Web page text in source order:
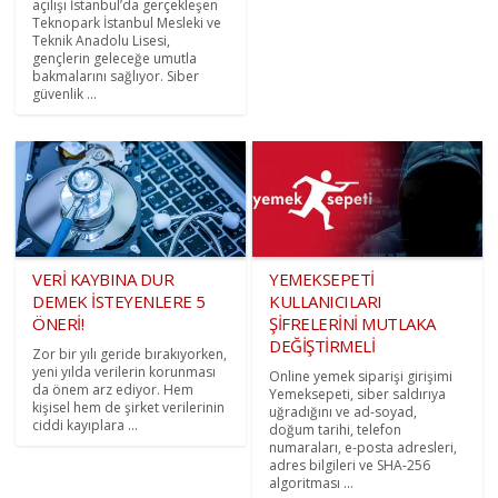
açılışı İstanbul’da gerçekleşen
Teknopark İstanbul Mesleki ve
Teknik Anadolu Lisesi,
gençlerin geleceğe umutla
bakmalarını sağlıyor. Siber
güvenlik ...
VERİ KAYBINA DUR
DEMEK İSTEYENLERE 5
ÖNERİ!
Zor bir yılı geride bırakıyorken,
yeni yılda verilerin korunması
da önem arz ediyor. Hem
kişisel hem de şirket verilerinin
ciddi kayıplara ...
YEMEKSEPETİ
KULLANICILARI
ŞİFRELERİNİ MUTLAKA
DEĞİŞTİRMELİ
Online yemek siparişi girişimi
Yemeksepeti, siber saldırıya
uğradığını ve ad-soyad,
doğum tarihi, telefon
numaraları, e-posta adresleri,
adres bilgileri ve SHA-256
algoritması ...